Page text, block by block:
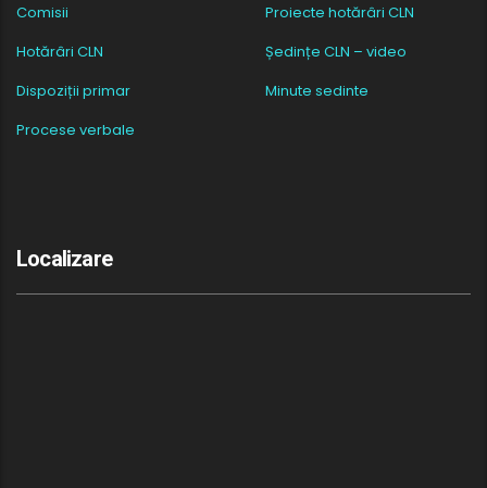
Comisii
Proiecte hotărâri CLN
Hotărâri CLN
Ședințe CLN – video
Dispoziții primar
Minute sedinte
Procese verbale
Localizare